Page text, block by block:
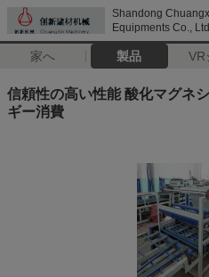
Shandong
Equipments Co., Ltd
家へ 製品 VR
信頼性の高い性能 酸化マグネ
ギー消費